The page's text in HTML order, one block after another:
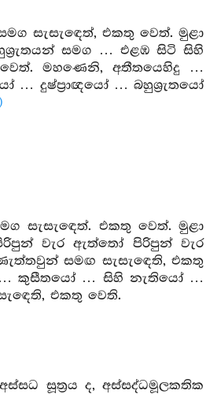
සැසැඳෙත්, එකතු වෙත්. මුළා
සමග … එළඹ සිටි සිහි
මහණෙනි, අතීතයෙහිදු …
… දුෂ්ප්‍රාඥයෝ … බහුශ්‍රැතයෝ
සැසැඳෙත්. එකතු වෙත්. මුළා
වැර ඇත්තෝ පිරිපුන් වැර
සමඟ සැසැඳෙති, එකතු
… කුසීතයෝ … සිහි නැතියෝ …
එකතු වෙති.
සූත්‍රය ද, අස්සද්ධමූලකතික